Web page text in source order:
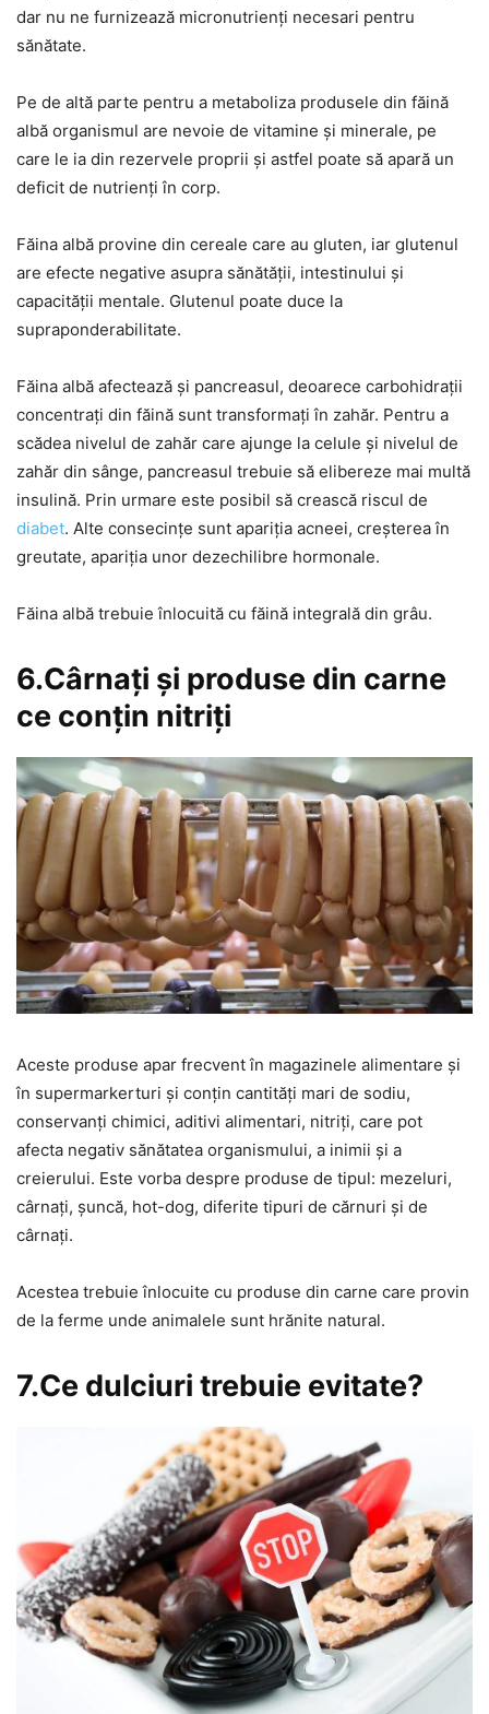
dar nu ne furnizează micronutrienți necesari pentru
sănătate.
Pe de altă parte pentru a metaboliza produsele din făină
albă organismul are nevoie de vitamine și minerale, pe
care le ia din rezervele proprii și astfel poate să apară un
deficit de nutrienți în corp.
Făina albă provine din cereale care au gluten, iar glutenul
are efecte negative asupra sănătății, intestinului și
capacității mentale. Glutenul poate duce la
supraponderabilitate.
Făina albă afectează și pancreasul, deoarece carbohidrații
concentrați din făină sunt transformați în zahăr. Pentru a
scădea nivelul de zahăr care ajunge la celule și nivelul de
zahăr din sânge, pancreasul trebuie să elibereze mai multă
insulină. Prin urmare este posibil să crească riscul de
diabet. Alte consecințe sunt apariția acneei, creșterea în
greutate, apariția unor dezechilibre hormonale.
Făina albă trebuie înlocuită cu făină integrală din grâu.
6.Cârnați și produse din carne
ce conțin nitriți
Aceste produse apar frecvent în magazinele alimentare și
în supermarkerturi și conțin cantități mari de sodiu,
conservanți chimici, aditivi alimentari, nitriți, care pot
afecta negativ sănătatea organismului, a inimii și a
creierului. Este vorba despre produse de tipul: mezeluri,
cârnați, șuncă, hot-dog, diferite tipuri de cărnuri și de
cârnați.
Acestea trebuie înlocuite cu produse din carne care provin
de la ferme unde animalele sunt hrănite natural.
7.Ce dulciuri trebuie evitate?